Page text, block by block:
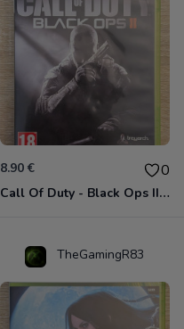
8.90 € 0
Call Of Duty - Black Ops II Xbox 360
TheGamingR83